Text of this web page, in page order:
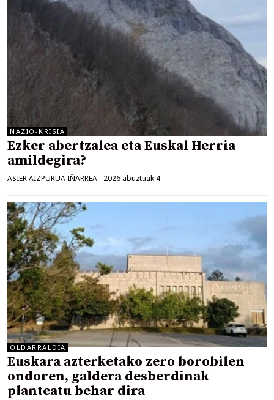
NAZIO-KRISIA
Ezker abertzalea eta Euskal Herria
amildegira?
ASIER AIZPURUA IÑARREA - 2026 abuztuak 4
OLDARRALDIA
Euskara azterketako zero borobilen
ondoren, galdera desberdinak
planteatu behar dira